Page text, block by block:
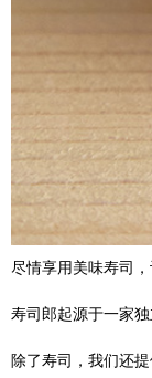
尽情享用美味寿司
寿司郎起源于一家
除了寿司，我们还